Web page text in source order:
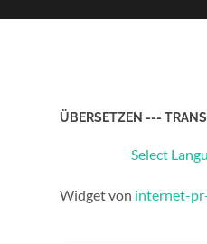
ÜBERSETZEN ---
Select
Widget von internet-